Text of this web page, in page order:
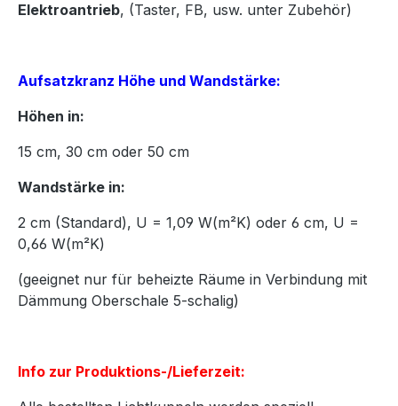
Elektroantrieb, (Taster, FB, usw. unter Zubehör)
Aufsatzkranz Höhe und Wandstärke:
Höhen in:
15 cm, 30 cm oder 50 cm
Wandstärke in:
2 cm (Standard), U = 1,09 W(m²K) oder 6 cm, U =
0,66 W(m²K)
(geeignet nur für beheizte Räume in Verbindung mit
Dämmung Oberschale 5-schalig)
Info zur Produktions-/Lieferzeit: